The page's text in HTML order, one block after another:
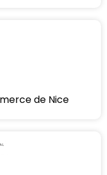
de Nice